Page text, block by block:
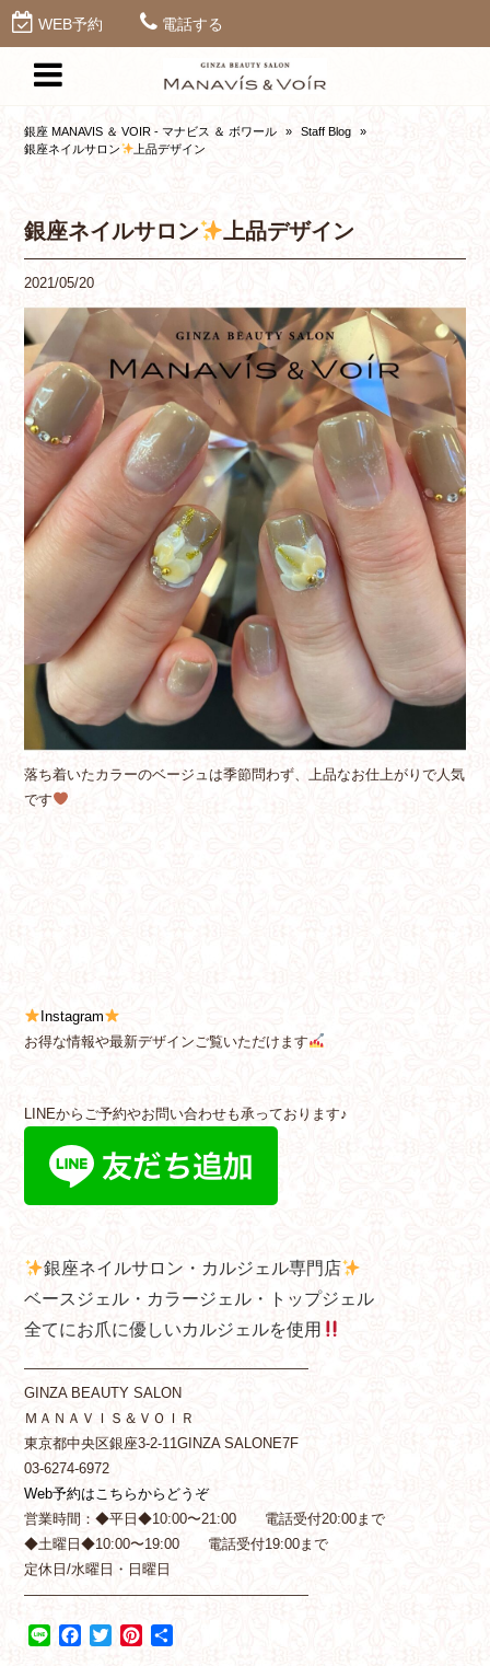
WEB予約 電話する
銀座 MANAVIS ＆ VOIR - マナビス ＆ ボワール » Staff Blog
»
銀座ネイルサロン
上品デザイン
銀座ネイルサロン 上品デザイン
2021/05/20
落ち着いたカラーのベージュは季節問わず、上品なお仕上がりで人気
です
Instagram
お得な情報や最新デザインご覧いただけます
LINEからご予約やお問い合わせも承っております♪
銀座ネイルサロン・カルジェル専門店
ベースジェル・カラージェル・トップジェル
全てにお爪に優しいカルジェルを使用
————————————————————
GINZA BEAUTY SALON
ＭＡＮＡＶＩＳ＆ＶＯＩＲ
東京都中央区銀座3-2-11GINZA SALONE7F
03-6274-6972
Web予約はこちらからどうぞ
営業時間：◆平日◆10:00〜21:00 電話受付20:00まで
◆土曜日◆10:00〜19:00 電話受付19:00まで
定休日/水曜日・日曜日
————————————————————
Line Facebook
TwitterPinterest